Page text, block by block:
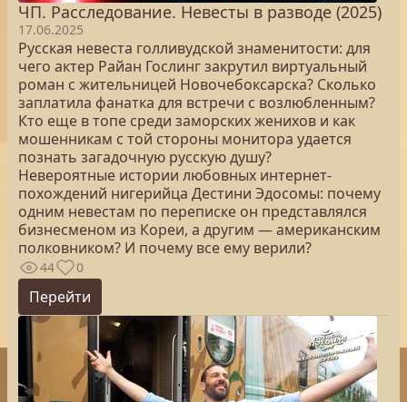
ЧП. Расследование. Невесты в разводе (2025)
17.06.2025
Русская невеста голливудской знаменитости: для
чего актер Райан Гослинг закрутил виртуальный
роман с жительницей Новочебоксарска? Сколько
заплатила фанатка для встречи с возлюбленным?
Кто еще в топе среди заморских женихов и как
мошенникам с той стороны монитора удается
познать загадочную русскую душу?
Невероятные истории любовных интернет-
похождений нигерийца Дестини Эдосомы: почему
одним невестам по переписке он представлялся
бизнесменом из Кореи, а другим — американским
полковником? И почему все ему верили?
44 0
Перейти